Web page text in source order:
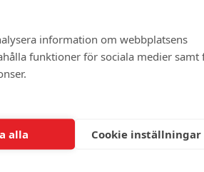
information om webbplatsens
funktioner för sociala medier samt
alla Cookie inställningar
och
Mitt i